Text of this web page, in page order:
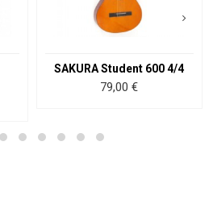
SAKURA Student 600 4/4
Prezzo
79,00 €